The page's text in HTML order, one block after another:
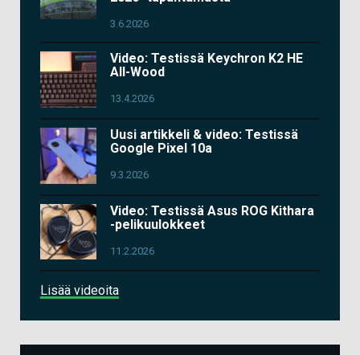
3.6.2026
Video: Testissä Keychron K2 HE
All-Wood
13.4.2026
Uusi artikkeli & video: Testissä
Google Pixel 10a
9.3.2026
Video: Testissä Asus ROG Kithara
-pelikuulokkeet
11.2.2026
Lisää videoita